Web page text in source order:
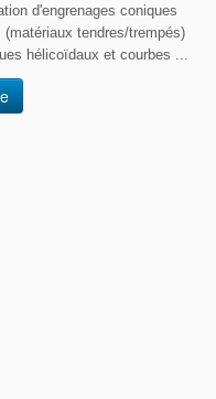
d'engrenages coniques
tendres/trempés)
hélicoïdaux et courbes ...